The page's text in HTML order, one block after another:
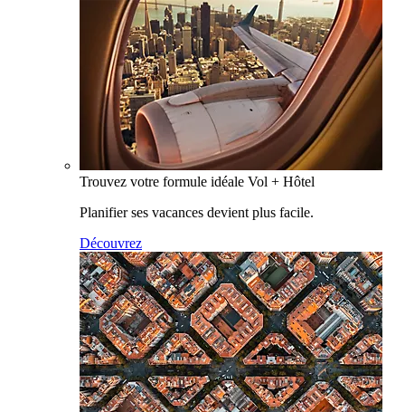
Trouvez votre formule idéale Vol + Hôtel
Planifier ses vacances devient plus facile.
Découvrez